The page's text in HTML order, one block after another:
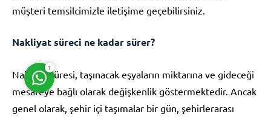
müşteri temsilcimizle iletişime geçebilirsiniz.
Nakliyat süreci ne kadar sürer?
Nakliyat süresi, taşınacak eşyaların miktarına ve gideceği
mesafeye bağlı olarak değişkenlik göstermektedir. Ancak
genel olarak, şehir içi taşımalar bir gün, şehirlerarası
1